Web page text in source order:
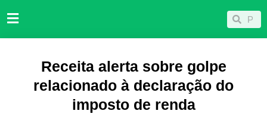
para
Pesquisar
Receita alerta sobre golpe
relacionado à declaração do
imposto de renda